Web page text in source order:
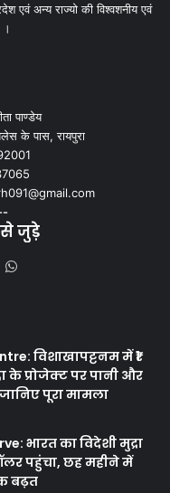
एवं अन्य राज्यो की विश्वशनीय एवं
पाण्डेय
के पास, रायपुरा
से जुड़े
WhatsApp
विशाखापट्टनम में ₹1
के प्रोजेक्ट पर पानी और
पूरा मामला
भारत का विदेशी मुद्रा
पहुंचा, छह महीने में
बढ़त